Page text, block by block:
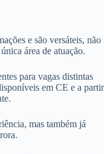
e são versáteis, não
área de atuação.
para vagas distintas
em CE e a partir
mas também já